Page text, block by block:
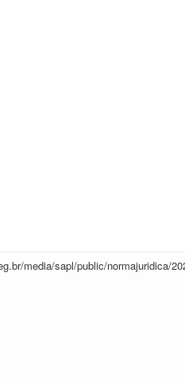
media/sapl/public/normajuridica/